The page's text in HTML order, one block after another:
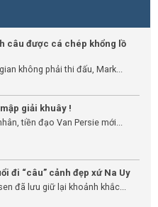
câu được cá chép khổng lồ
không phải thi đấu, Mark...
giải khuây !
tiền đạo Van Persie mới...
đi “câu” cảnh đẹp xứ Na Uy
đã lưu giữ lại khoảnh khắc...